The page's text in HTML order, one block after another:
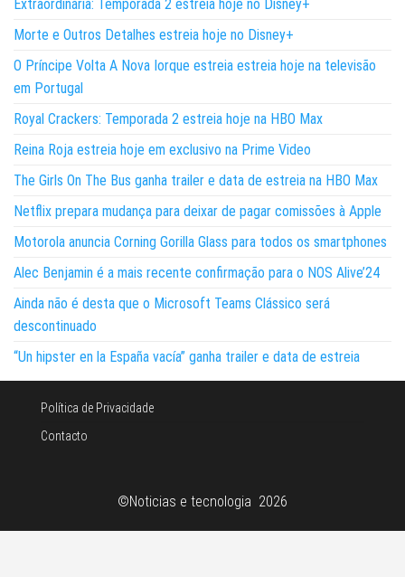
Extraordinária: Temporada 2 estreia hoje no Disney+
Morte e Outros Detalhes estreia hoje no Disney+
O Príncipe Volta A Nova Iorque estreia estreia hoje na televisão
em Portugal
Royal Crackers: Temporada 2 estreia hoje na HBO Max
Reina Roja estreia hoje em exclusivo na Prime Video
The Girls On The Bus ganha trailer e data de estreia na HBO Max
Netflix prepara mudança para deixar de pagar comissões à Apple
Motorola anuncia Corning Gorilla Glass para todos os smartphones
Alec Benjamin é a mais recente confirmação para o NOS Alive’24
Ainda não é desta que o Microsoft Teams Clássico será
descontinuado
“Un hipster en la España vacía” ganha trailer e data de estreia
Política de Privacidade
Contacto
©Noticias e tecnologia 2026